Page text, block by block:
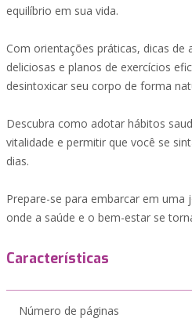
equilíbrio em sua vida.
Com orientações práticas, dicas de
deliciosas e planos de exercícios
desintoxicar seu corpo de forma
Descubra como adotar hábitos
vitalidade e permitir que você se
dias.
Prepare-se para embarcar em
onde a saúde e o bem-estar se
Características
Número de páginas